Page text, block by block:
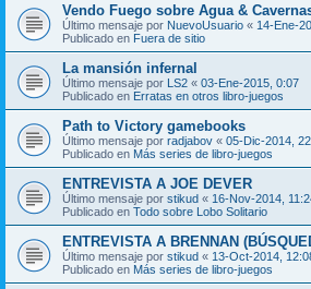
Vendo Fuego sobre Agua &
Último mensaje por NuevoUsuario « 14-Ene-
Publicado en Fuera de sitio
La mansión infernal
Último mensaje por LS2 « 03-Ene-2015, 0:07
Publicado en Erratas en otros libro-juegos
Path to Victory gamebooks
Último mensaje por radjabov « 05-Dic-2014,
Publicado en Más series de libro-juegos
ENTREVISTA A JOE DEVER
Último mensaje por stikud « 16-Nov-2014,
Publicado en Todo sobre Lobo Solitario
ENTREVISTA A BRENNAN
Último mensaje por stikud « 13-Oct-2014,
Publicado en Más series de libro-juegos